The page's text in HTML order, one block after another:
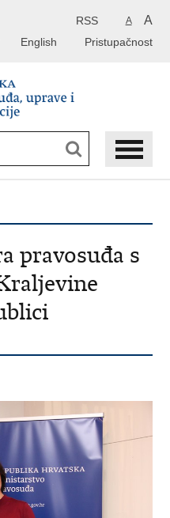
A A
RSS
Pristupačnost
English
pravosuđa s